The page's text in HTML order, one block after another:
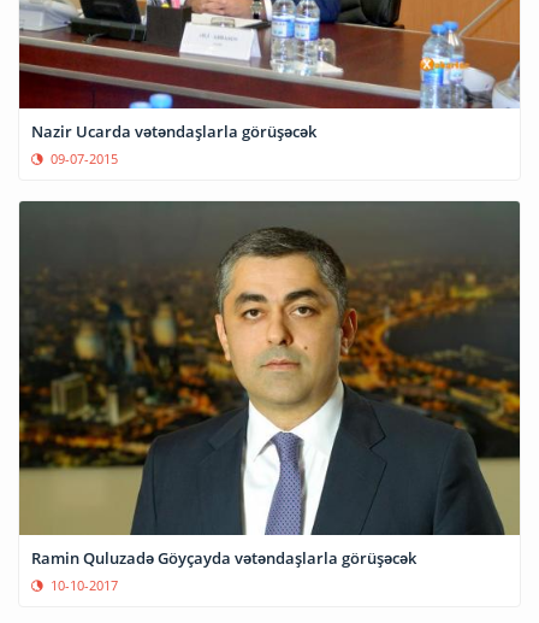
Nazir Ucarda vətəndaşlarla görüşəcək
09-07-2015
Ramin Quluzadə Göyçayda vətəndaşlarla görüşəcək
10-10-2017